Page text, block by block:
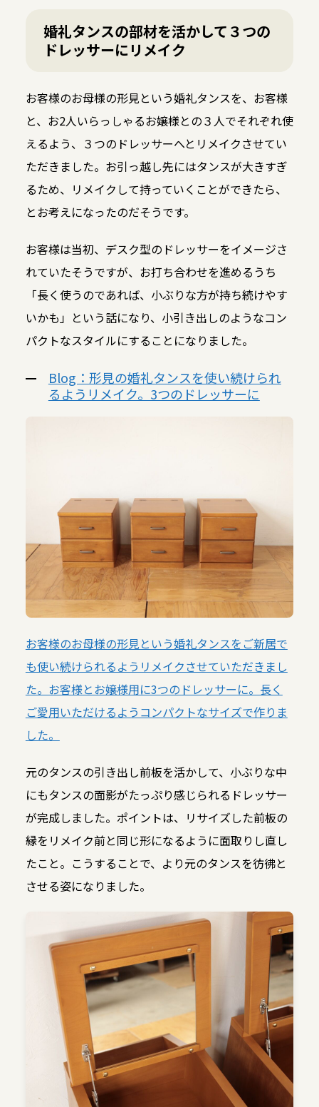
婚礼タンスの部材を活かして３つの
ドレッサーにリメイク
お客様のお母様の形見という婚礼タンスを、お客様
と、お2人いらっしゃるお嬢様との３人でそれぞれ使
えるよう、３つのドレッサーへとリメイクさせてい
ただきました。お引っ越し先にはタンスが大きすぎ
るため、リメイクして持っていくことができたら、
とお考えになったのだそうです。
お客様は当初、デスク型のドレッサーをイメージさ
れていたそうですが、お打ち合わせを進めるうち
「長く使うのであれば、小ぶりな方が持ち続けやす
いかも」という話になり、小引き出しのようなコン
パクトなスタイルにすることになりました。
Blog：形見の婚礼タンスを使い続けられ
るようリメイク。3つのドレッサーに
お客様のお母様の形見という婚礼タンスをご新居で
も使い続けられるようリメイクさせていただきまし
た。お客様とお嬢様用に3つのドレッサーに。長く
ご愛用いただけるようコンパクトなサイズで作りま
した。
元のタンスの引き出し前板を活かして、小ぶりな中
にもタンスの面影がたっぷり感じられるドレッサー
が完成しました。ポイントは、リサイズした前板の
縁をリメイク前と同じ形になるように面取りし直し
たこと。こうすることで、より元のタンスを彷彿と
させる姿になりました。